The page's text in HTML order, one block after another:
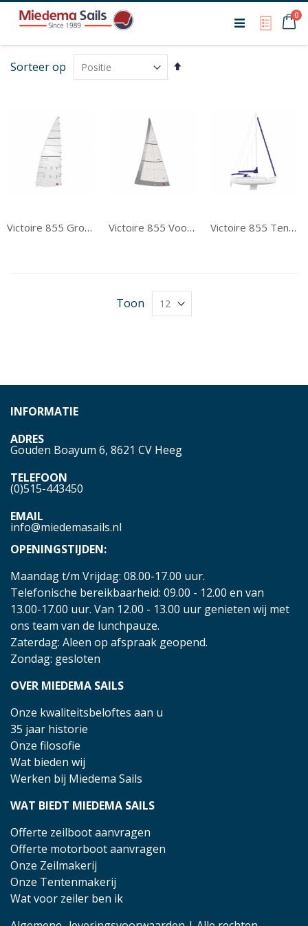
My0
Sorteer op
Van
Victoire 855 Grootzeil Victoire 855 Voorzeil Victoire 855 Tentwerk
Toon
INFORMATIE
ADRES
Gouden Boayum 6, 8621 CV Heeg
TELEFOON
(0)515-443450
EMAIL
info@miedemasails.nl
OPENINGSTIJDEN:
Maandag t/m Vrijdag: 08.00-17.00 uur.
Telefonische bereikbaarheid: 09.00 - 12.00 en van
13.00-17.00 uur. Van 12.00 - 13.00 uur genieten wij met
ons team van de lunchpauze.
Zaterdag: Aleen op afspraak geopend.
Zondag: gesloten
OVER MIEDEMA SAILS
Onze kwaliteitsbeloftes aan u
35 jaar historie
Onze filosofie
Wat bieden wij
Werken bij Miedema Sails
WAT BIEDT MIEDEMA SAILS
Offerte zeilboot aanvragen
Offerte motorboot aanvragen
Onze Zeilmakerij
Onze Tentenmakerij
Wat voor zeiler ben ik